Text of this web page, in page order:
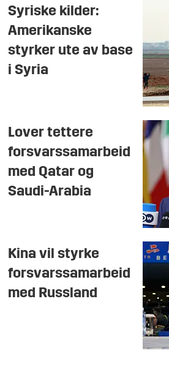
Syriske kilder:
Amerikanske
styrker ute av base
i Syria
Lover tettere
forsvarssamarbeid
med Qatar og
Saudi-Arabia
Kina vil styrke
forsvarssamarbeid
med Russland